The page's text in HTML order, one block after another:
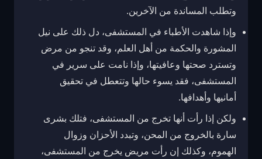
وتطلب المساندة من الآخرين.
وإذا شاهدت الأطباء في المستشفى، دل ذلك على نيل
المشورة والحكمة من أهل العلم، وقد تنجو من مرض
وتسترد صحتها وعافيتها، وإذا نامت على سرير في
المستشفى، فقد يسوء حالها وتتعطل في تحقيق
أمانيها وأهدافها.
ولكن إذا رأت أنها تخرج من المستشفى، فتلك بشرى
سارة بالخروج من المحن، وتبدد الأحزان وزوال
الهموم، وكذلك إن رأت مريض يخرج من المستشفى،